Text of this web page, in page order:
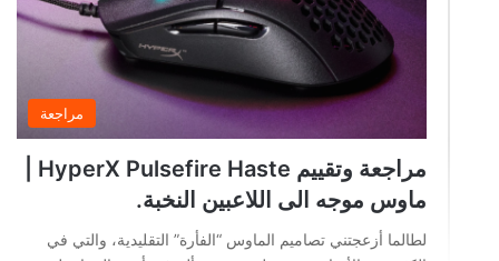
مراجعة
ماوس موجه الى اللاعبين النخبة.
لطالما أزعجتني تصاميم الماوس “الفأرة” التقليدية، والتي في